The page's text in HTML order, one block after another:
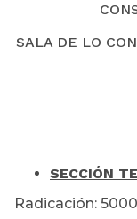
SALA DE LO
SECCIÓN
Radicación: